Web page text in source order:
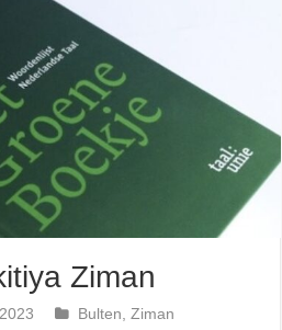
Ziman
Bulten,Ziman